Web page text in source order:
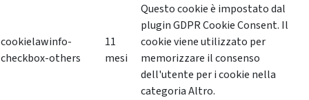
cookielawinfo-
checkbox-others
11
mesi
Questo cookie è impostato dal
plugin GDPR Cookie Consent. Il
cookie viene utilizzato per
memorizzare il consenso
dell'utente per i cookie nella
categoria Altro.